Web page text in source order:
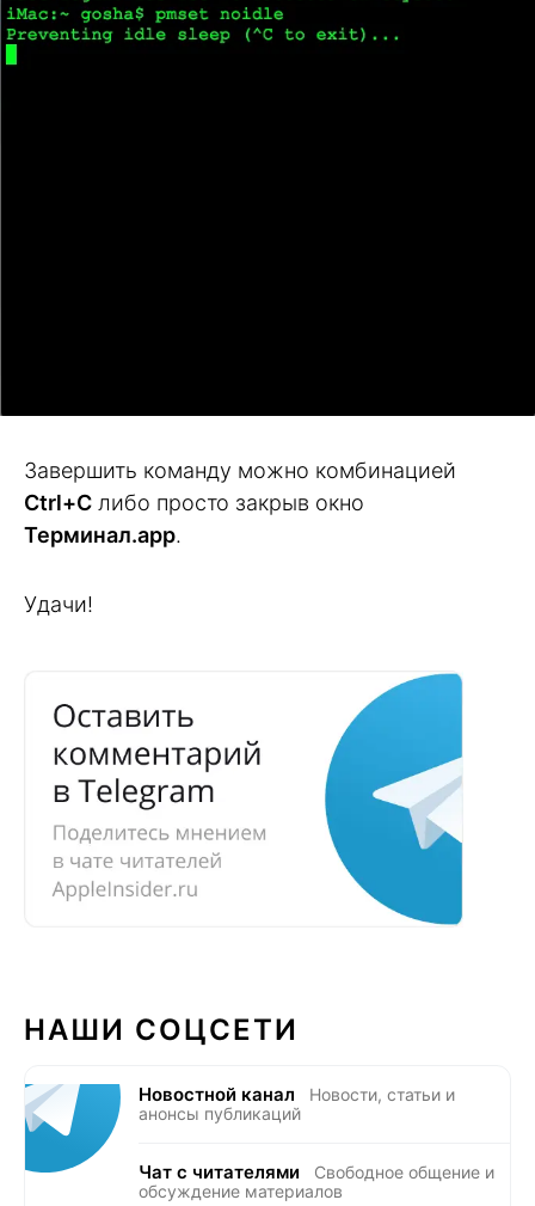
Завершить команду можно комбинацией
Ctrl+C либо просто закрыв окно
Терминал.app.
Удачи!
НАШИ СОЦСЕТИ
Новостной канал
Новости, статьи и
анонсы публикаций
Чат с читателями
Свободное общение и
обсуждение материалов